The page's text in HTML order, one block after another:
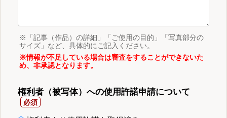
※「記事（作品）の詳細」「ご使用の目的」「写真部分の
サイズ」など、具体的にご記入ください。
※情報が不足している場合は審査をすることができないた
め、非承認となります。
権利者（被写体）への使用許諾申請について